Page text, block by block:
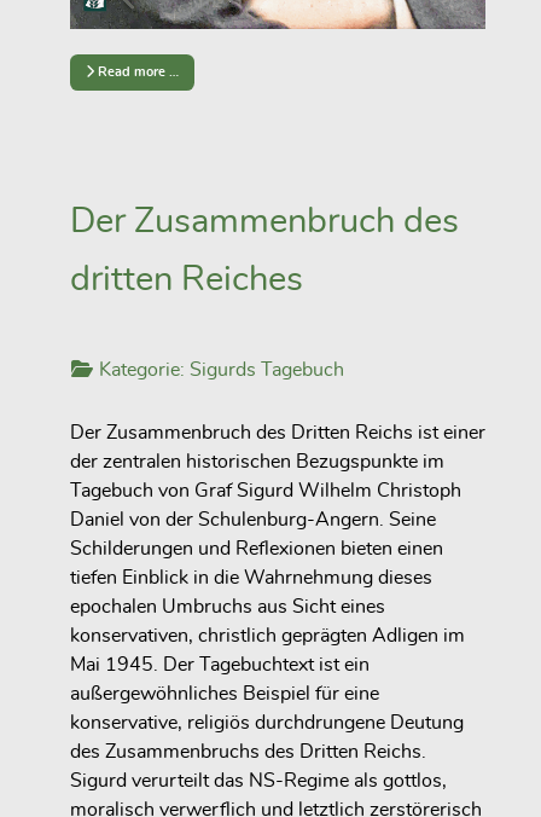
Read more …
Der Zusammenbruch des
dritten Reiches
Kategorie: Sigurds Tagebuch
Der Zusammenbruch des Dritten Reichs ist einer
der zentralen historischen Bezugspunkte im
Tagebuch von Graf Sigurd Wilhelm Christoph
Daniel von der Schulenburg-Angern. Seine
Schilderungen und Reflexionen bieten einen
tiefen Einblick in die Wahrnehmung dieses
epochalen Umbruchs aus Sicht eines
konservativen, christlich geprägten Adligen im
Mai 1945. Der Tagebuchtext ist ein
außergewöhnliches Beispiel für eine
konservative, religiös durchdrungene Deutung
des Zusammenbruchs des Dritten Reichs.
Sigurd verurteilt das NS-Regime als gottlos,
moralisch verwerflich und letztlich zerstörerisch